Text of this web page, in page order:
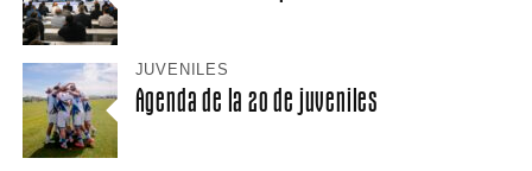
JUVENILES
Agenda de la 20 de juveniles